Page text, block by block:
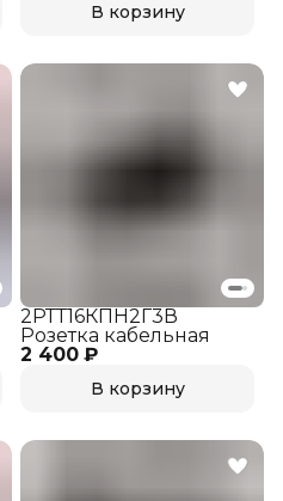
В корзину
2 400 ₽
2РТТ16КПН2Г3В
Розетка кабельная
В корзину